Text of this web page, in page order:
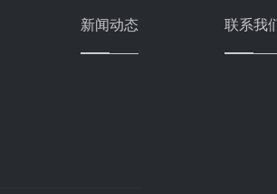
新闻动态 联系我